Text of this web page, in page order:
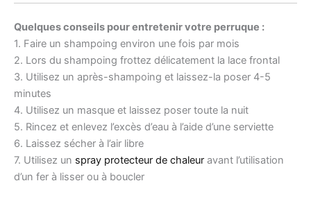
Quelques conseils pour entretenir votre perruque :
1. Faire un shampoing environ une fois par mois
2. Lors du shampoing frottez délicatement la lace frontal
3. Utilisez un après-shampoing et laissez-la poser 4-5
minutes
4. Utilisez un masque et laissez poser toute la nuit
5. Rincez et enlevez l’excès d’eau à l’aide d’une serviette
6. Laissez sécher à l’air libre
7. Utilisez un spray protecteur de chaleur avant l’utilisation
d’un fer à lisser ou à boucler